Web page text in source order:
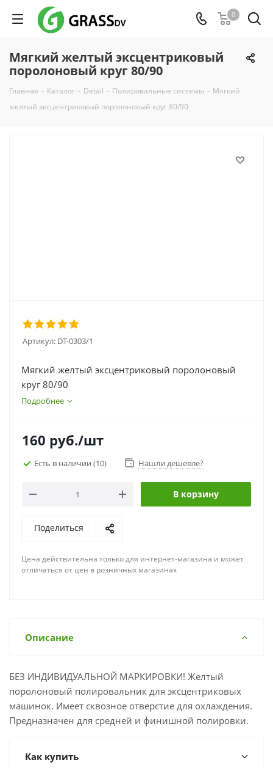
0
Мягкий желтый эксцентриковый
поролоновый круг 80/90
Главная - Каталог - Detail - Полировальные системы - Мягкий
желтый эксцентриковый поролоновый круг 80/90
Артикул: DT-0303/1
Мягкий желтый эксцентриковый поролоновый
круг 80/90
Подробнее
160 руб./шт
Есть в наличии (10) Нашли дешевле?
В корзину
Поделиться
Цена действительна только для интернет-магазина и может
отличаться от цен в розничных магазинах
Описание
БЕЗ ИНДИВИДУАЛЬНОЙ МАРКИРОВКИ! Желтый
поролоновый полировальник для эксцентриковых
машинок. Имеет сквозное отверстие для охлаждения.
Предназначен для средней и финишной полировки.
Как купить